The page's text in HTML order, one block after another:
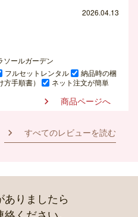
2026.04.13
ソールガーデン
フルセットレンタル
納品時の梱
方手順書） ネット注文が簡単
 商品ページへ
 すべてのレビューを読む
ありましたら